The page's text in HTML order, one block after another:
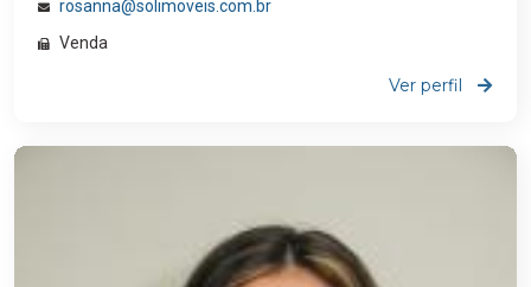
rosanna@solimoveis.com.br
Venda
Ver perfil